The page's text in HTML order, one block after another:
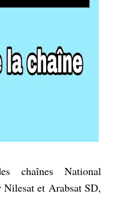
chaînes National
et Arabsat SD,